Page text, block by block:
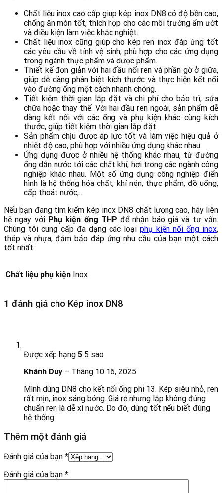
Chất liệu inox cao cấp giúp kép inox DN8 có độ bền cao,
chống ăn mòn tốt, thích hợp cho các môi trường ẩm ướt
và điều kiện làm việc khắc nghiệt.
Chất liệu inox cũng giúp cho kép ren inox đáp ứng tốt
các yêu cầu về tính vệ sinh, phù hợp cho các ứng dụng
trong ngành thực phẩm và dược phẩm.
Thiết kế đơn giản với hai đầu nối ren và phần gờ ở giữa,
giúp dễ dàng phân biệt kích thước và thực hiện kết nối
vào đường ống một cách nhanh chóng.
Tiết kiệm thời gian lắp đặt và chi phí cho bảo trì, sửa
chữa hoặc thay thế. Với hai đầu ren ngoài, sản phẩm dễ
dàng kết nối với các ống và phụ kiện khác cùng kích
thước, giúp tiết kiệm thời gian lắp đặt.
Sản phẩm chịu được áp lực tốt và làm việc hiệu quả ở
nhiệt độ cao, phù hợp với nhiều ứng dụng khác nhau.
Ứng dụng được ở nhiều hệ thống khác nhau, từ đường
ống dẫn nước tới các chất khí, hơi trong các ngành công
nghiệp khác nhau. Một số ứng dụng công nghiệp điển
hình là hệ thống hóa chất, khí nén, thực phẩm, đồ uống,
cấp thoát nước,…
Nếu bạn đang tìm kiếm kép inox DN8 chất lượng cao, hãy liên
hệ ngay với Phụ kiện ống THP để nhận báo giá và tư vấn.
Chúng tôi cung cấp đa dạng các loạiphụ kiện nối ống inox,
thép và nhựa, đảm bảo đáp ứng nhu cầu của bạn một cách
tốt nhất.
Chất liệu phụ kiện Inox
1 đánh giá cho Kép inox DN8
Được xếp hạng 5 5 sao
Khánh Duy – Tháng 10 16, 2025
Mình dùng DN8 cho kết nối ống phi 13. Kép siêu nhỏ, ren
rất mịn, inox sáng bóng. Giá rẻ nhưng lắp không đúng
chuẩn ren là dễ xì nước. Do đó, dùng tốt nếu biết đúng
hệ thống.
Thêm một đánh giá
Đánh giá của bạn *
Đánh giá của bạn *